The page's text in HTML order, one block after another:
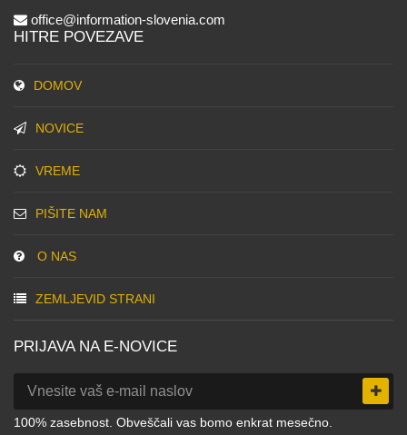
office@information-slovenia.com
HITRE POVEZAVE
DOMOV
NOVICE
VREME
PIŠITE NAM
O NAS
ZEMLJEVID STRANI
PRIJAVA NA E-NOVICE
100% zasebnost. Obveščali vas bomo enkrat mesečno.